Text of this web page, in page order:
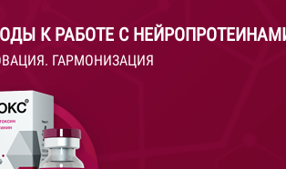
К РАБОТЕ С
ГАРМОНИЗАЦИЯ